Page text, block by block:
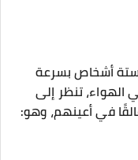
أشخاص بسرعة
تنظر إلى
في أعينهم، وهو: